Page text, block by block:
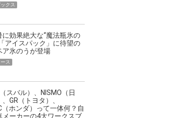
ックス
に効果絶大な“魔法瓶氷の
アイスパック」に待望の
ア氷のうが登場
ス
スバル）、NISMO（日
、GR（トヨタ）、
（ホンダ）って一体何？自
メーカーの4大ワークスブ